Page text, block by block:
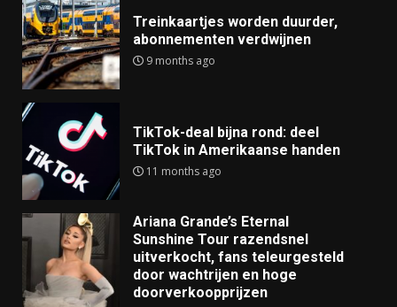
Treinkaartjes worden duurder,
abonnementen verdwijnen
9 months ago
TikTok-deal bijna rond: deel
TikTok in Amerikaanse handen
11 months ago
Ariana Grande’s Eternal
Sunshine Tour razendsnel
uitverkocht, fans teleurgesteld
door wachtrijen en hoge
doorverkoopprijzen